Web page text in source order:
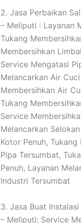
2. Jasa Perbaikan
– Meliputi : Layanan
Tukang
Membersihkan
Service Mengatasi
Melancarkan Air
Membersihkan Air
Tukang
Service
Melancarkan
Kotor Penuh,
Pipa Tersumbat,
Penuh, Layanan
Industri Tersumbat
3. Jasa Buat
– Meliputi: Service